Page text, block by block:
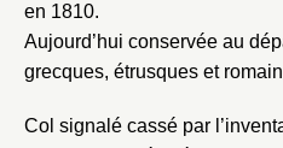
en 1810.
Aujourd’hui conservée au
grecques, étrusques et
Col signalé cassé par